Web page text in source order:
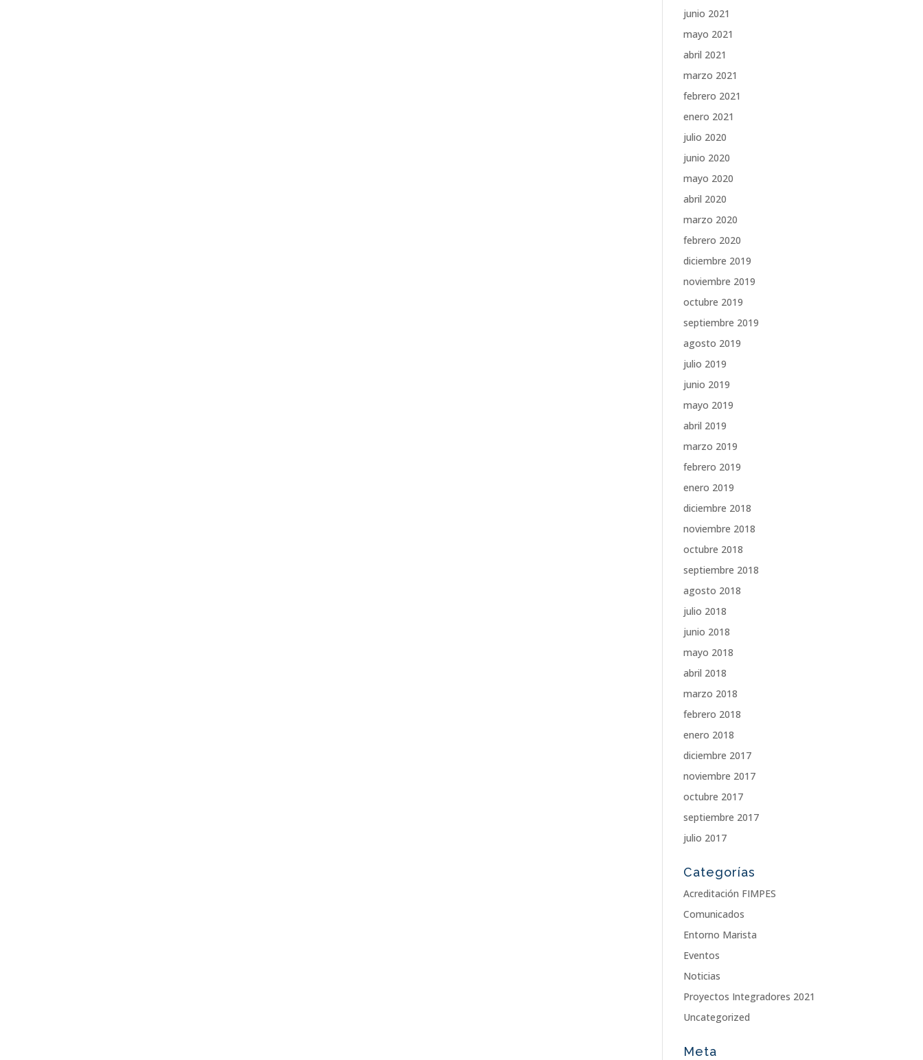
junio 2021
mayo 2021
abril 2021
marzo 2021
febrero 2021
enero 2021
julio 2020
junio 2020
mayo 2020
abril 2020
marzo 2020
febrero 2020
diciembre 2019
noviembre 2019
octubre 2019
septiembre 2019
agosto 2019
julio 2019
junio 2019
mayo 2019
abril 2019
marzo 2019
febrero 2019
enero 2019
diciembre 2018
noviembre 2018
octubre 2018
septiembre 2018
agosto 2018
julio 2018
junio 2018
mayo 2018
abril 2018
marzo 2018
febrero 2018
enero 2018
diciembre 2017
noviembre 2017
octubre 2017
septiembre 2017
julio 2017
Categorías
Acreditación FIMPES
Comunicados
Entorno Marista
Eventos
Noticias
Proyectos Integradores 2021
Uncategorized
Meta